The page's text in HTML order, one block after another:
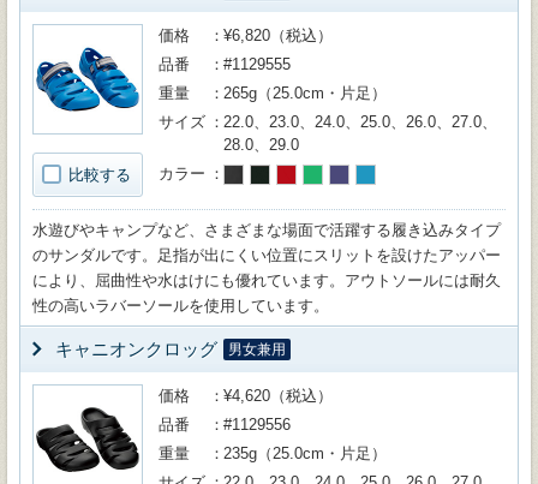
比較する
価格
¥6,820（税込）
品番
#1129555
重量
265g（25.0cm・片足）
サイズ
22.0、23.0、24.0、25.0、26.0、27.0、
28.0、29.0
カラー
水遊びやキャンプなど、さまざまな場面で活躍する履き込みタイプ
のサンダルです。足指が出にくい位置にスリットを設けたアッパー
により、屈曲性や水はけにも優れています。アウトソールには耐久
性の高いラバーソールを使用しています。
キャニオンクロッグ 男女兼用
価格
¥4,620（税込）
品番
#1129556
重量
235g（25.0cm・片足）